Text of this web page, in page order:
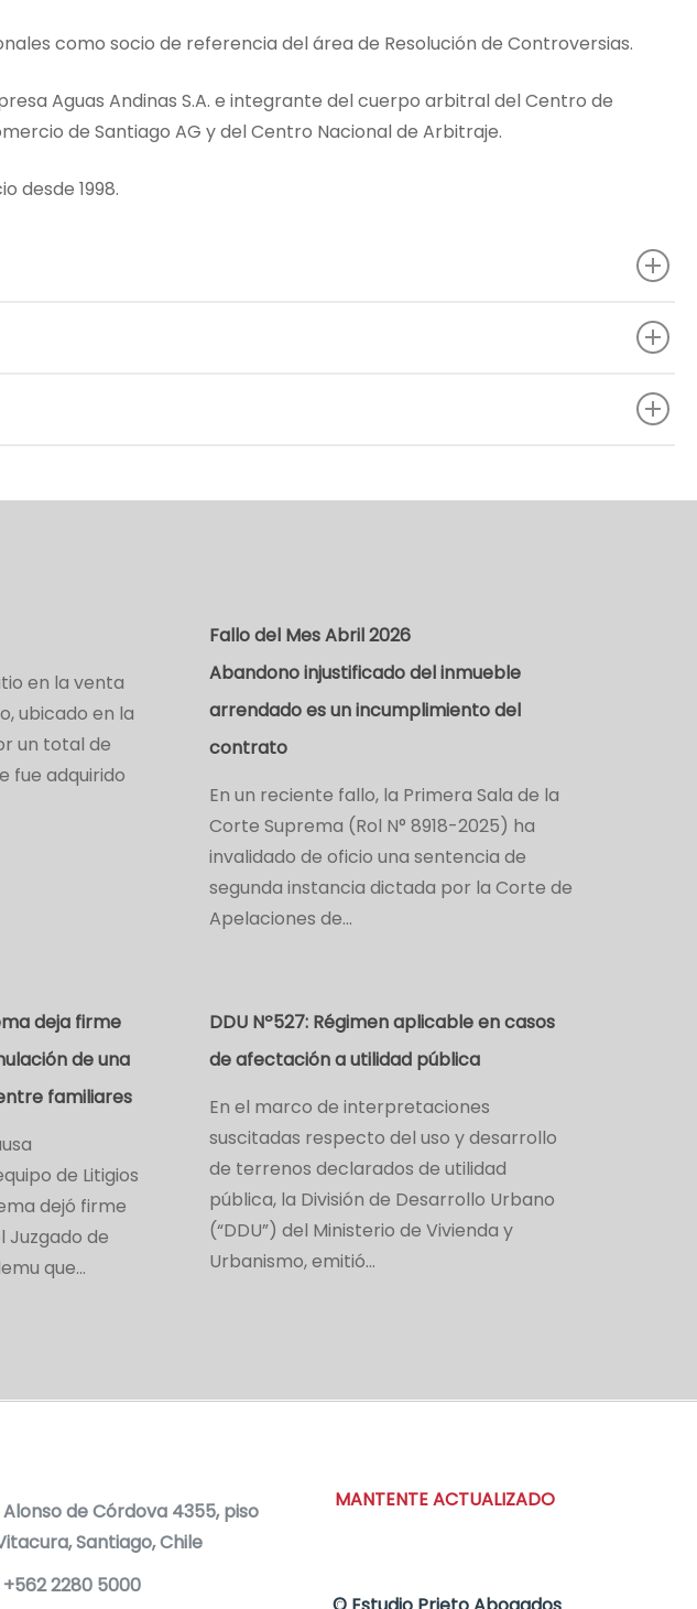
como socio de referencia del área de Resolución de Controversias.
Aguas Andinas S.A. e integrante del cuerpo arbitral del Centro de
de Santiago AG y del Centro Nacional de Arbitraje.
desde 1998.
en la venta
ubicado en la
un total de
fue adquirido
Fallo del Mes Abril 2026
Abandono injustificado del inmueble
arrendado es un incumplimiento del
contrato
En un reciente fallo, la Primera Sala de la
Corte Suprema (Rol N° 8918-2025) ha
invalidado de oficio una sentencia de
segunda instancia dictada por la Corte de
Apelaciones de…
deja firme
de una
familiares
de Litigios
dejó firme
Juzgado de
que…
DDU Nº527: Régimen aplicable en casos
de afectación a utilidad pública
En el marco de interpretaciones
suscitadas respecto del uso y desarrollo
de terrenos declarados de utilidad
pública, la División de Desarrollo Urbano
(“DDU”) del Ministerio de Vivienda y
Urbanismo, emitió…
Alonso de Córdova 4355, piso
Santiago, Chile
+562 2280 5000
MANTENTE ACTUALIZADO